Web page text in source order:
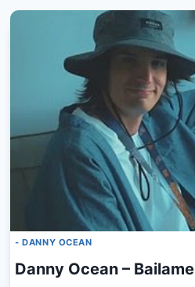
KAROL
G,
OCEAN
MIEDITO
O
QUÉ?
- DANNY OCEAN
Danny Ocean – Bailame